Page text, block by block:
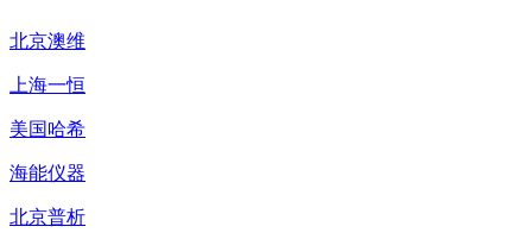
北京澳维
上海一恒
美国哈希
海能仪器
北京普析